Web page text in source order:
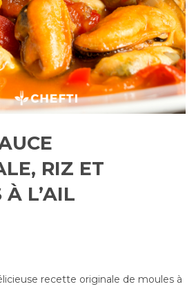
RIZ ET
À L’AIL
recette originale de moules à